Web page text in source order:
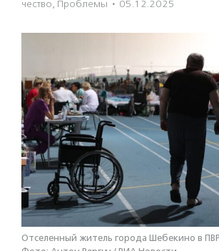
чест­во, Проблемы · 05.12.2025
Отселенный житель города Шебекино в